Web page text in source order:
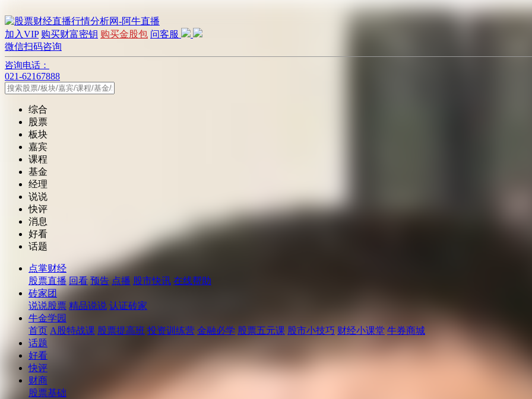
加入VIP 购买财富密钥 购买金股包 问客服
微信扫码咨询
咨询电话：
021-62167888
综合
股票
板块
嘉宾
课程
基金
经理
说说
快评
消息
好看
话题
点掌财经
股票直播 回看 预告 点播 股市快讯 在线帮助
砖家团
说说股票 精品说说 认证砖家
牛金学园
首页 A股特战课 股票提高班 投资训练营 金融必学 股票五元课 股市小技巧 财经小课堂 牛券商城
话题
好看
快评
财商
股票基础